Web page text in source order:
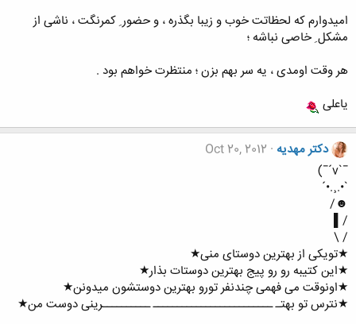
امیدوارم که لحظاتت خوب و زیبا بگذره ، و حضور ِ کمرنگت ، ناشی از
مشکل ِ خاصی نباشه ؛
هر وقت اومدی ، یه سر بهم بزن ؛ منتظرت خواهم بود .
یاعلی
دکتر مهدیه Oct 20, 2012
¯`v´¯)
`•.¸.•´
☻/
/▌
/ \
★تویکی از بهترین دوستای منی★
★این کتیبه رو رو پیج بهترین دوستات بذار★
★اونوقت می فهمی چندنفر تورو بهترین دوستشون میدونن★
★نترس تو بهتـ ـــــــــــــــــــــــــ ــــــــــرینی دوست من★